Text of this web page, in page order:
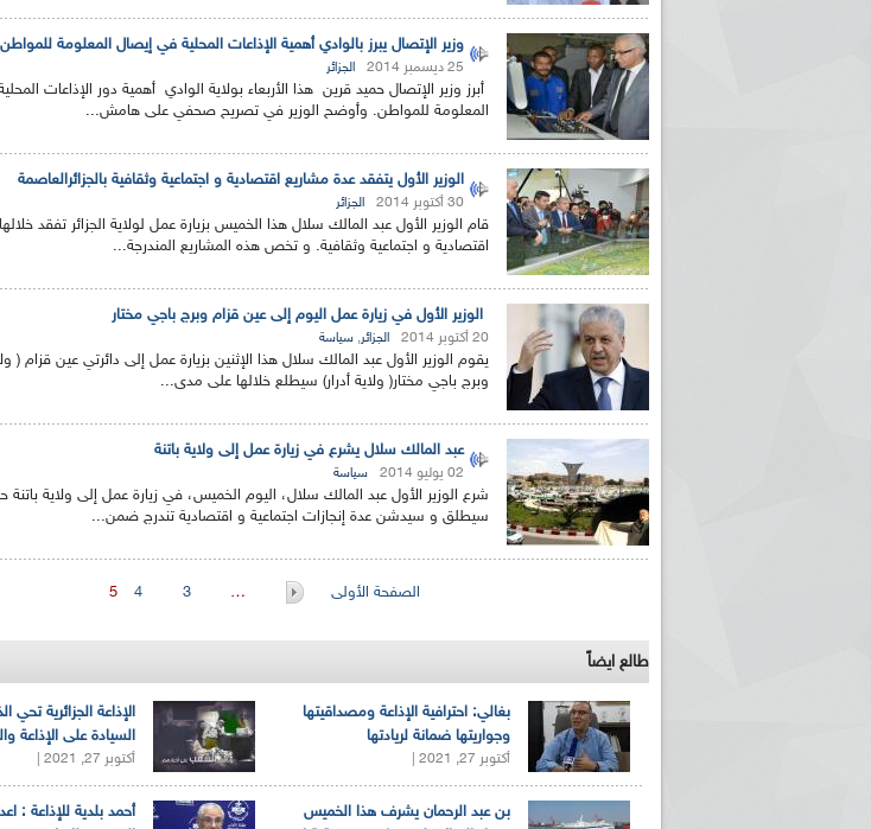
وزير الإتصال يبرز بالوادي أهمية الإذاعات المحلية في إيصال المعلومة للمواطن
25 ديسمبر 2014 الجزائر
أبرز وزير الإتصال حميد قرين هذا الأربعاء بولاية الوادي أهمية دور الإذاعات
المعلومة للمواطن. وأوضح الوزير في تصريح صحفي على هامش...
الوزير الأول يتفقد عدة مشاريع اقتصادية و اجتماعية وثقافية بالجزائرالعاصمة
30 أكتوبر 2014 الجزائر
قام الوزير الأول عبد المالك سلال هذا الخميس بزيارة عمل لولاية الجزائر تفقد
اقتصادية و اجتماعية وثقافية. و تخص هذه المشاريع المندرجة...
الوزير الأول في زيارة عمل اليوم إلى عين قزام وبرج باجي مختار
20 أكتوبر 2014 الجزائر, سياسة
يقوم الوزير الأول عبد المالك سلال هذا الإثنين بزيارة عمل إلى دائرتي عين قزام (
وبرج باجي مختار( ولاية أدرار) سيطلع خلالها على مدى...
عبد المالك سلال يشرع في زيارة عمل إلى ولاية باتنة
02 يوليو 2014 سياسة
شرع الوزير الأول عبد المالك سلال، اليوم الخميس، في زيارة عمل إلى ولاية
سيطلق و سيدشن عدة إنجازات اجتماعية و اقتصادية تندرج ضمن...
الصفحة الأولى …
3
4
5
طالع ايضاً
السيادة على الإذاعة
أكتوبر 27, 2021 |
بغالي: احترافية الإذاعة ومصداقيتها
وجواريتها ضمانة لريادتها
أكتوبر 27, 2021 |
أحمد بلدية للإذاعة :
بن عبد الرحمان يشرف هذا الخميس